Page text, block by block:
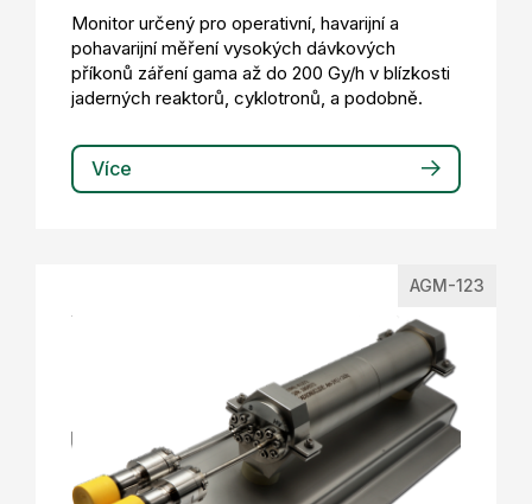
Monitor určený pro operativní, havarijní a
pohavarijní měření vysokých dávkových
příkonů záření gama až do 200 Gy/h v blízkosti
jaderných reaktorů, cyklotronů, a podobně.
Více
AGM-123